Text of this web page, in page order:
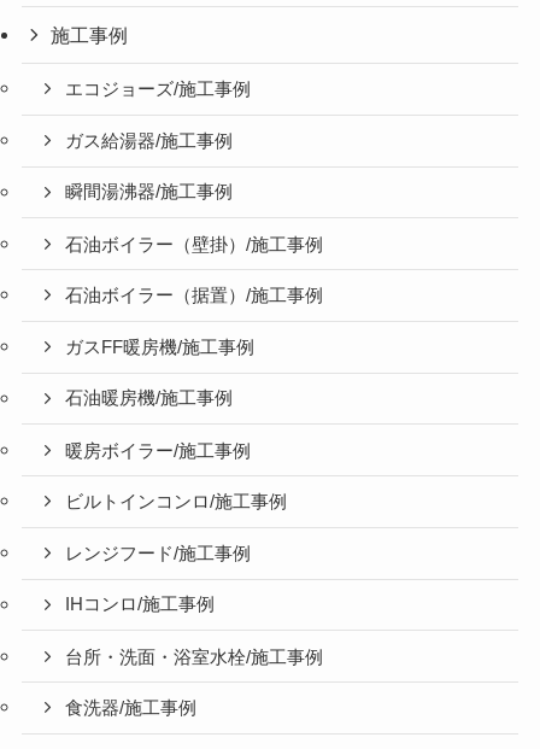
施工事例
エコジョーズ/施工事例
ガス給湯器/施工事例
瞬間湯沸器/施工事例
石油ボイラー（壁掛）/施工事例
石油ボイラー（据置）/施工事例
ガスFF暖房機/施工事例
石油暖房機/施工事例
暖房ボイラー/施工事例
ビルトインコンロ/施工事例
レンジフード/施工事例
IHコンロ/施工事例
台所・洗面・浴室水栓/施工事例
食洗器/施工事例